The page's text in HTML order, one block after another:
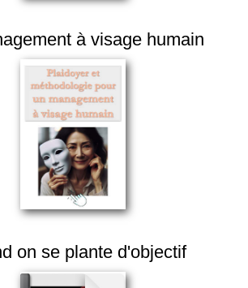
à visage humain
on se plante d'objectif